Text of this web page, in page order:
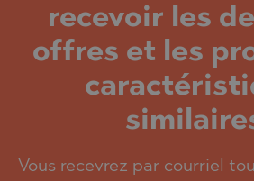
recevoir les
offres et les
Vous recevrez par courriel